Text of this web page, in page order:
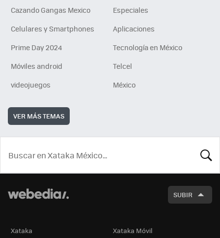
Cazando Gangas Mexico
Especiales
Celulares y Smartphones
Aplicaciones
Prime Day 2024
Tecnología en México
Móviles android
Telcel
videojuegos
México
VER MÁS TEMAS
SUBIR
Xataka Xataka Móvil